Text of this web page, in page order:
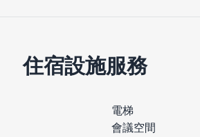
住宿設施服務
電梯
會議空間